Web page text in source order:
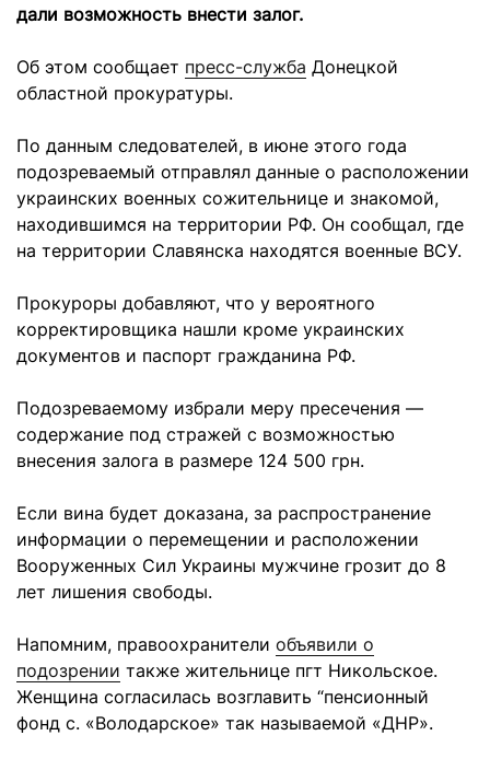
дали возможность внести залог.
Об этом сообщает пресс-служба Донецкой
областной прокуратуры.
По данным следователей, в июне этого года
подозреваемый отправлял данные о расположении
украинских военных сожительнице и знакомой,
находившимся на территории РФ. Он сообщал, где
на территории Славянска находятся военные ВСУ.
Прокуроры добавляют, что у вероятного
корректировщика нашли кроме украинских
документов и паспорт гражданина РФ.
Подозреваемому избрали меру пресечения —
содержание под стражей с возможностью
внесения залога в размере 124 500 грн.
Если вина будет доказана, за распространение
информации о перемещении и расположении
Вооруженных Сил Украины мужчине грозит до 8
лет лишения свободы.
Напомним, правоохранители объявили о
подозрении также жительнице пгт Никольское.
Женщина согласилась возглавить “пенсионный
фонд с. «Володарское» так называемой «ДНР».